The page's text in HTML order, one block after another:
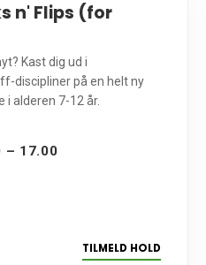
n' Flips (for
Kast dig ud i
discipliner på en helt ny
i alderen 7-12 år.
– 17.00
TILMELD HOLD